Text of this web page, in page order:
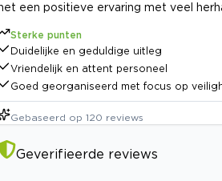
het een positieve ervaring met veel
Sterke punten
Duidelijke en geduldige uitleg
Vriendelijk en attent personeel
Goed georganiseerd met focus op
Gebaseerd op 120 reviews
Geverifieerde reviews